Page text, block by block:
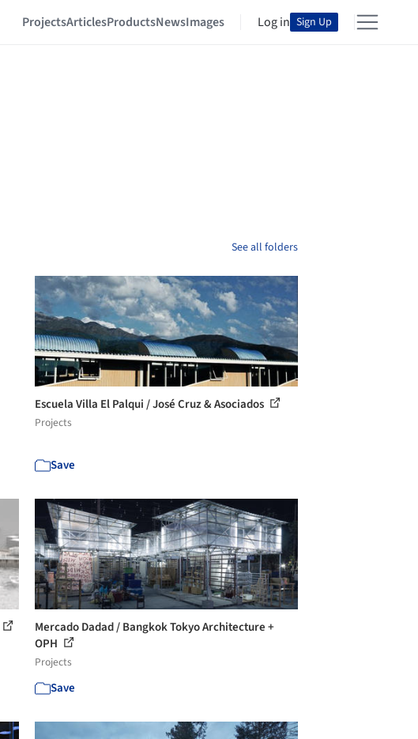
ProjectsArticlesProductsNewsImages Log in Sign Up
See all folders
Escuela Villa El Palqui / José Cruz & Asociados
Projects
Save
Mercado Dadad / Bangkok Tokyo Architecture +
OPH
Projects
Save